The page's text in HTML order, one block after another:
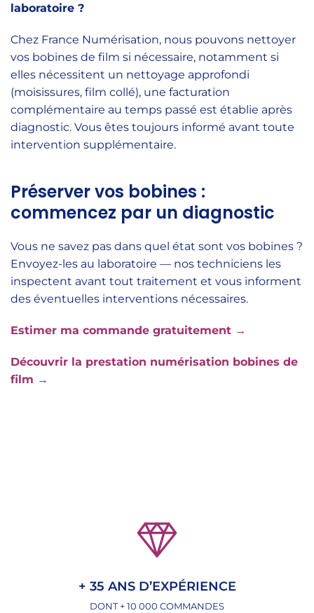
laboratoire ?
Chez France Numérisation, nous pouvons nettoyer
vos bobines de film si nécessaire, notamment si
elles nécessitent un nettoyage approfondi
(moisissures, film collé), une facturation
complémentaire au temps passé est établie après
diagnostic. Vous êtes toujours informé avant toute
intervention supplémentaire.
Préserver vos bobines :
commencez par un diagnostic
Vous ne savez pas dans quel état sont vos bobines ?
Envoyez-les au laboratoire — nos techniciens les
inspectent avant tout traitement et vous informent
des éventuelles interventions nécessaires.
Estimer ma commande gratuitement →
Découvrir la prestation numérisation bobines de
film →
+ 35 ANS D’EXPÉRIENCE
DONT + 10 000 COMMANDES